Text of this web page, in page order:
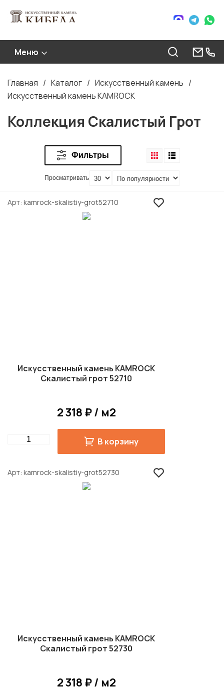
Меню
Строка
навигации
Главная Каталог
Искусственный камень
Искусственный камень KAMROCK
Коллекция Скалистый Грот
Фильтры
Просматривать
Арт kamrock-skalistiy-grot52710
Искусственный камень KAMROCK
Скалистый грот 52710
2 318 ₽ / м2
Quantity В корзину
Арт kamrock-skalistiy-grot52730
Искусственный камень KAMROCK
Скалистый грот 52730
2 318 ₽ / м2